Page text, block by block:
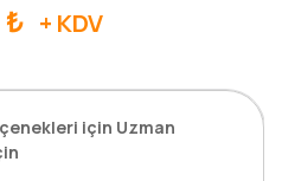
₺ + KDV
için Uzman